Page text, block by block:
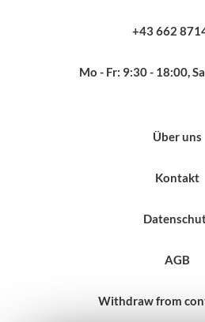
+43 662
Mo - Fr: 9:30 - 18:00,
Über uns
Kontakt
AGB
Withdraw from